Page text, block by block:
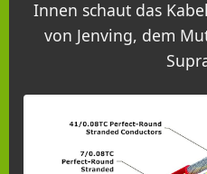
Innen schaut das
von Jenving, dem